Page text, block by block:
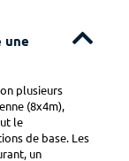
une
plusieurs
(8x4m),
le
de base. Les
un